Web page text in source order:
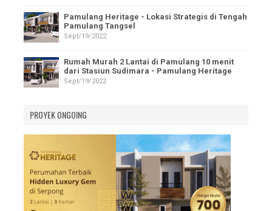
Pamulang Heritage - Lokasi Strategis di Tengah
Pamulang Tangsel
Sept/19/2022
Rumah Murah 2 Lantai di Pamulang 10 menit
dari Stasiun Sudimara - Pamulang Heritage
Sept/19/2022
PROYEK ONGOING